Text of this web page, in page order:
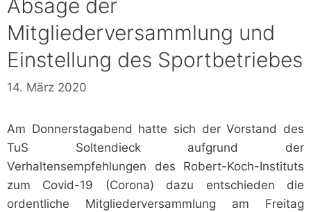
Absage der
Mitgliederversammlung und
Einstellung des Sportbetriebes
14. März 2020
Am Donnerstagabend hatte sich der Vorstand des
TuS Soltendieck aufgrund der
Verhaltensempfehlungen des Robert-Koch-Instituts
zum Covid-19 (Corona) dazu entschieden die
ordentliche Mitgliederversammlung am Freitag